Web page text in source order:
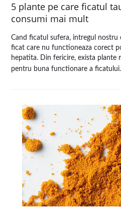
5 plante pe care ficatul
consumi mai mult
Cand ficatul sufera, intregul nostru
ficat care nu functioneaza corect
hepatita. Din fericire, exista plante
pentru buna functionare a